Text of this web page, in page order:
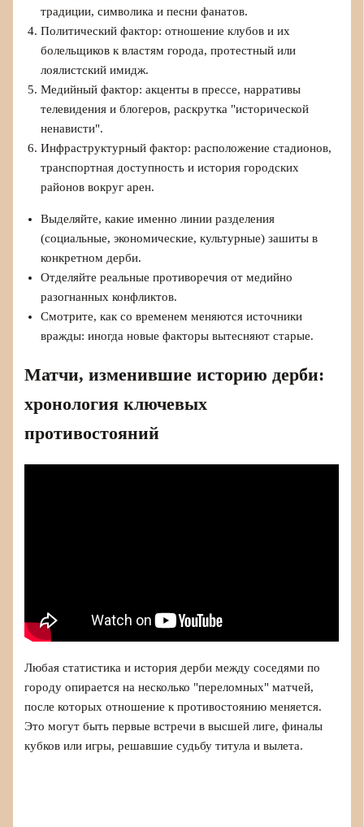
традиции, символика и песни фанатов.
Политический фактор: отношение клубов и их
болельщиков к властям города, протестный или
лоялистский имидж.
Медийный фактор: акценты в прессе, нарративы
телевидения и блогеров, раскрутка "исторической
ненависти".
Инфраструктурный фактор: расположение стадионов,
транспортная доступность и история городских
районов вокруг арен.
Выделяйте, какие именно линии разделения
(социальные, экономические, культурные) зашиты в
конкретном дерби.
Отделяйте реальные противоречия от медийно
разогнанных конфликтов.
Смотрите, как со временем меняются источники
вражды: иногда новые факторы вытесняют старые.
Матчи, изменившие историю дерби:
хронология ключевых
противостояний
Любая статистика и история дерби между соседями по
городу опирается на несколько "переломных" матчей,
после которых отношение к противостоянию меняется.
Это могут быть первые встречи в высшей лиге, финалы
кубков или игры, решавшие судьбу титула и вылета.